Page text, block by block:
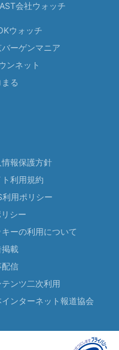
会社ウォッチ
ウォッチ
ーゲンマニア
ンネット
る
報保護方針
利用規約
利用ポリシー
シー
キーの利用について
載
信
テンツ二次利用
インターネット報道協会